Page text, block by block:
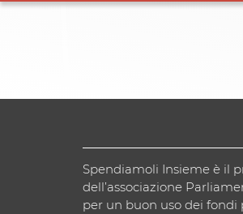
Spendiamoli Insieme è il
dell’associazione
per un buon uso dei fondi